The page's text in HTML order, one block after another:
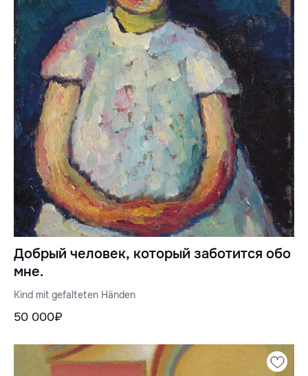
Добрый человек, который заботится обо
мне.
Kind mit gefalteten Händen
50 000₽